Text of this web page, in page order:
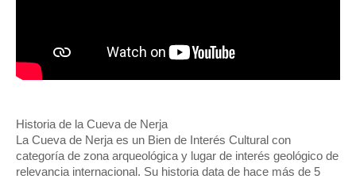
Historia de la Cueva de Nerja
La Cueva de Nerja es un Bien de Interés Cultural con
categoría de zona arqueológica y lugar de interés geológico de
relevancia internacional. Su historia data de hace más de 5